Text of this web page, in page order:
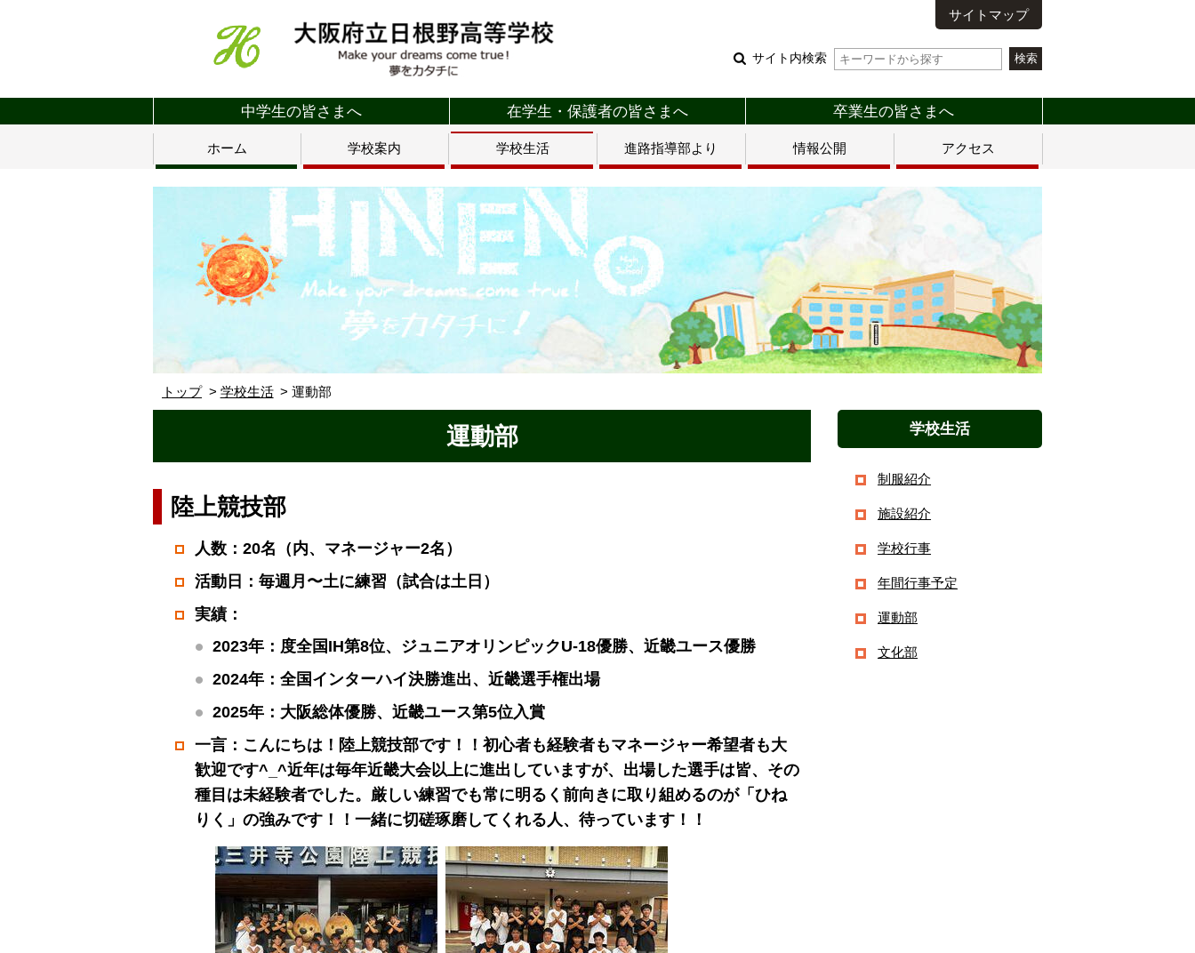
サイトマップ
サイト内検索
中学生の皆さまへ 在学生・保護者の皆さまへ 卒業生の皆さまへ
ホーム 学校案内 学校生活 進路指導部より 情報公開 アクセス
トップ 学校生活 運動部
運動部
陸上競技部
人数：20名（内、マネージャー2名）
活動日：毎週月〜土に練習（試合は土日）
実績：
2023年：度全国IH第8位、ジュニアオリンピックU-18優勝、近畿ユース優勝
2024年：全国インターハイ決勝進出、近畿選手権出場
2025年：大阪総体優勝、近畿ユース第5位入賞
一言：こんにちは！陸上競技部です！！初心者も経験者もマネージャー希望者も大
歓迎です^_^近年は毎年近畿大会以上に進出していますが、出場した選手は皆、その
種目は未経験者でした。厳しい練習でも常に明るく前向きに取り組めるのが「ひね
りく」の強みです！！一緒に切磋琢磨してくれる人、待っています！！
学校生活
制服紹介
施設紹介
学校行事
年間行事予定
運動部
文化部